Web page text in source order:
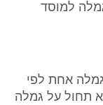
למוסד
אחת לפי
לא תחול על גמלה